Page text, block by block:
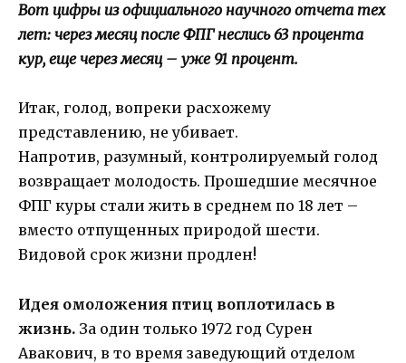
Вот цифры из официального научного отчета тех
лет: через месяц после ФПГ неслись 63 процента
кур, еще через месяц – уже 91 процент.
Итак, голод, вопреки расхожему
представлению, не убивает.
Напротив, разумный, контролируемый голод
возвращает молодость. Прошедшие месячное
ФПГ куры стали жить в среднем по 18 лет –
вместо отпущенных природой шести.
Видовой срок жизни продлен!
Идея омоложения птиц воплотилась в
жизнь. За один только 1972 год Сурен
Авакович, в то время заведующий отделом